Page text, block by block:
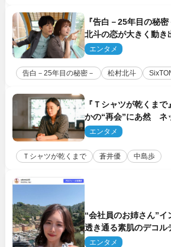
『告白－25年目の秘
北斗の恋が大きく動き
エンタメ
告白－25年目の秘密－ 松村北斗
『Ｔシャツが乾くまで
かの“再会”にあ然 ネ
した!!」「今さら?!」
エンタメ
Ｔシャツが乾くまで 蒼井優 中島歩
“会社員のお姉さん”イ
透き通る素肌のデコル
響エンタメ